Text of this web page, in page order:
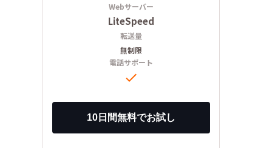
Webサーバー
LiteSpeed
転送量
無制限
電話サポート
